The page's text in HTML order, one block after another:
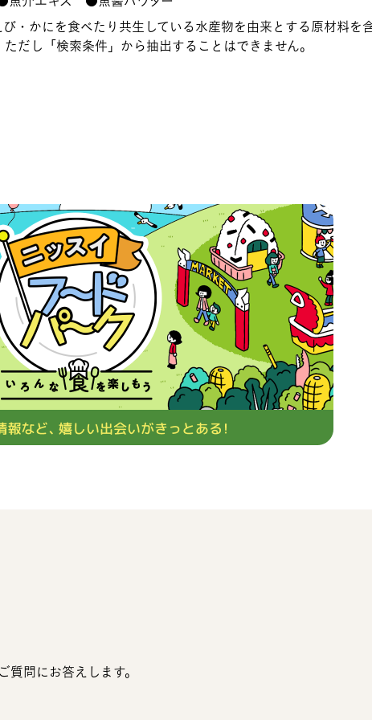
・かにを食べたり共生している水産物を由来とする原材料を
だし「検索条件」から抽出することはできません。
問にお答えします。